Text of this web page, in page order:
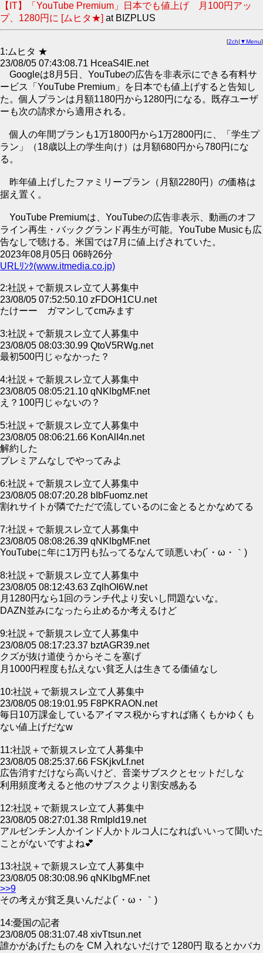
【IT】「YouTube Premium」日本でも値上げ 月100円アッ
プ、1280円に [ムヒタ★] at BIZPLUS
[2ch| ▼Menu]
1:ムヒタ ★
23/08/05 07:43:08.71 HceaS4lE.net
Googleは8月5日、YouTubeの広告を非表示にできる有料サ
ービス「YouTube Premium」を日本でも値上げすると告知し
た。個人プランは月額1180円から1280円になる。既存ユーザ
ーも次の請求から適用される。
個人の年間プランも1万1800円から1万2800円に、「学生プ
ラン」（18歳以上の学生向け）は月額680円から780円にな
る。
昨年値上げしたファミリープラン（月額2280円）の価格は
据え置く。
YouTube Premiumは、YouTubeの広告非表示、動画のオフ
ライン再生・バックグランド再生が可能。YouTube Musicも広
告なしで聴ける。米国では7月に値上げされていた。
2023年08月05日 06時26分
URLﾘﾝｸ(www.itmedia.co.jp)
2:社説＋で新規スレ立て人募集中
23/08/05 07:52:50.10 zFDOH1CU.net
たけーー ガマンしてcmみます
3:社説＋で新規スレ立て人募集中
23/08/05 08:03:30.99 QtoV5RWg.net
最初500円じゃなかった？
4:社説＋で新規スレ立て人募集中
23/08/05 08:05:21.10 qNKlbgMF.net
え？100円じゃないの？
5:社説＋で新規スレ立て人募集中
23/08/05 08:06:21.66 KonAlI4n.net
解約した
プレミアムなしでやってみよ
6:社説＋で新規スレ立て人募集中
23/08/05 08:07:20.28 bIbFuomz.net
割れサイトが隣でただで流しているのに金とるとかなめてる
7:社説＋で新規スレ立て人募集中
23/08/05 08:08:26.39 qNKlbgMF.net
YouTubeに年に1万円も払ってるなんて頭悪いわ(´・ω・｀)
8:社説＋で新規スレ立て人募集中
23/08/05 08:12:43.63 ZqlhOI6W.net
月1280円なら1回のランチ代より安いし問題ないな。
DAZN並みになったら止めるか考えるけど
9:社説＋で新規スレ立て人募集中
23/08/05 08:17:23.37 bztAGR39.net
クズが抜け道使うからそこを塞げ
月1000円程度も払えない貧乏人は生きてる価値なし
10:社説＋で新規スレ立て人募集中
23/08/05 08:19:01.95 F8PKRAON.net
毎日10万課金しているアイマス税からすれば痛くもかゆくも
ない値上げだなw
11:社説＋で新規スレ立て人募集中
23/08/05 08:25:37.66 FSKjkvLf.net
広告消すだけなら高いけど、音楽サブスクとセットだしな
利用頻度考えると他のサブスクより割安感ある
12:社説＋で新規スレ立て人募集中
23/08/05 08:27:01.38 RmIpld19.net
アルゼンチン人かインド人かトルコ人になればいいって聞いた
ことがないですよね💕
13:社説＋で新規スレ立て人募集中
23/08/05 08:30:08.96 qNKlbgMF.net
>>9
その考えが貧乏臭いんだよ(´・ω・｀)
14:憂国の記者
23/08/05 08:31:07.48 xivTtsun.net
誰かがあげたものを CM 入れないだけで 1280円 取るとかバカ